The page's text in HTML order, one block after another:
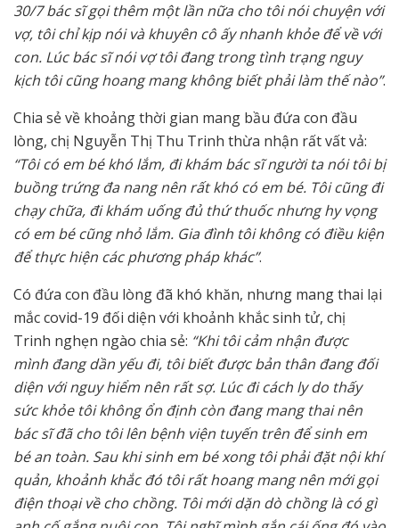
30/7 bác sĩ gọi thêm một lần nữa cho tôi nói chuyện với
vợ, tôi chỉ kịp nói và khuyên cô ấy nhanh khỏe để về với
con. Lúc bác sĩ nói vợ tôi đang trong tình trạng nguy
kịch tôi cũng hoang mang không biết phải làm thế nào”.
Chia sẻ về khoảng thời gian mang bầu đứa con đầu
lòng, chị Nguyễn Thị Thu Trinh thừa nhận rất vất vả:
“Tôi có em bé khó lắm, đi khám bác sĩ người ta nói tôi bị
buồng trứng đa nang nên rất khó có em bé. Tôi cũng đi
chạy chữa, đi khám uống đủ thứ thuốc nhưng hy vọng
có em bé cũng nhỏ lắm. Gia đình tôi không có điều kiện
để thực hiện các phương pháp khác”.
Có đứa con đầu lòng đã khó khăn, nhưng mang thai lại
mắc covid-19 đối diện với khoảnh khắc sinh tử, chị
Trinh nghẹn ngào chia sẻ: “Khi tôi cảm nhận được
mình đang dần yếu đi, tôi biết được bản thân đang đối
diện với nguy hiểm nên rất sợ. Lúc đi cách ly do thấy
sức khỏe tôi không ổn định còn đang mang thai nên
bác sĩ đã cho tôi lên bệnh viện tuyến trên để sinh em
bé an toàn. Sau khi sinh em bé xong tôi phải đặt nội khí
quản, khoảnh khắc đó tôi rất hoang mang nên mới gọi
điện thoại về cho chồng. Tôi mới dặn dò chồng là có gì